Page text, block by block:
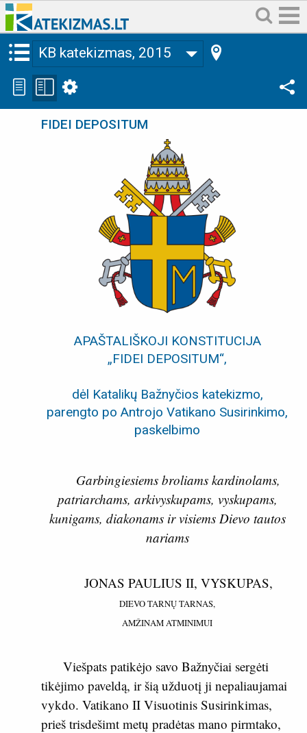
KB katekizmas, 2015
FIDEI DEPOSITUM
APAŠTALIŠKOJI KONSTITUCIJA
„FIDEI DEPOSITUM“,
dėl Katalikų Bažnyčios katekizmo,
parengto po Antrojo Vatikano Susirinkimo,
paskelbimo
Garbingiesiems broliams kardinolams,
patriarchams, arkivyskupams, vyskupams,
kunigams, diakonams ir visiems Dievo tautos
nariams
JONAS PAULIUS II, VYSKUPAS,
DIEVO TARNŲ TARNAS,
AMŽINAM ATMINIMUI
Viešpats patikėjo savo Bažnyčiai sergėti
tikėjimo paveldą, ir šią užduotį ji nepaliaujamai
vykdo. Vatikano II Visuotinis Susirinkimas,
prieš trisdešimt metų pradėtas mano pirmtako,